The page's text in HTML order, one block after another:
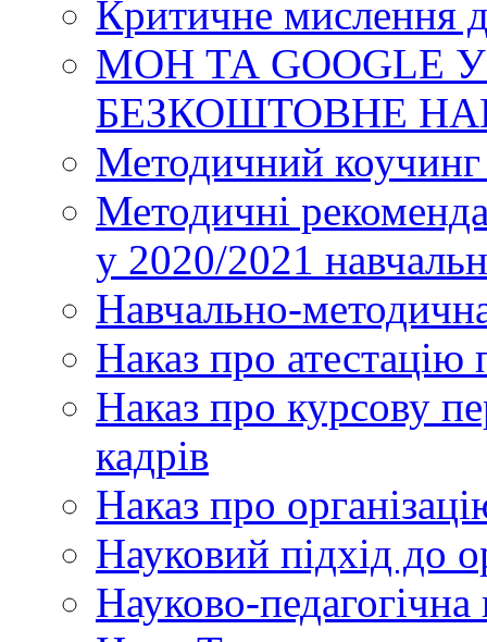
Критичне мислення
МОН ТА GOOGLE
БЕЗКОШТОВНЕ
Методичний
Методичні
у 2020/2021
Навчально-
Наказ про атестацію
Наказ про курсову
кадрів
Наказ про
Науковий підхід до
Науково-